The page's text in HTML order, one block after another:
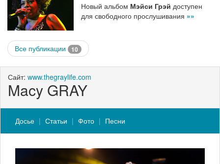
Новый альбом Мэйси Грэй доступен
для свободного прослушивания »»
Все публикации 10
Сайт: www.thegraylife.com
Macy GRAY
Досье Статьи Фото Песни